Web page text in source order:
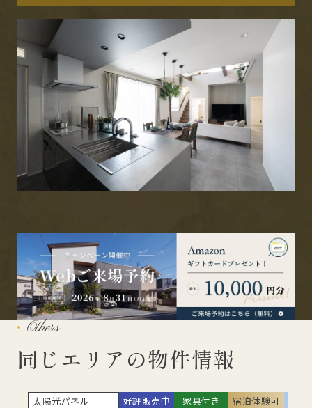
Others
同じエリアの物件情報
太陽光パネル
好評販売中 家具付き 宿泊体験可